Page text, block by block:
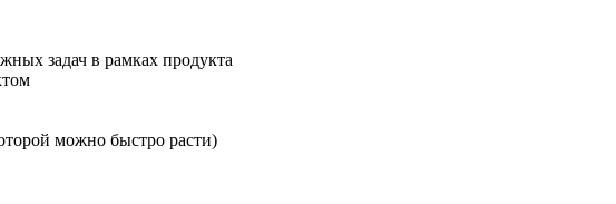
задач в рамках продукта
можно быстро расти)